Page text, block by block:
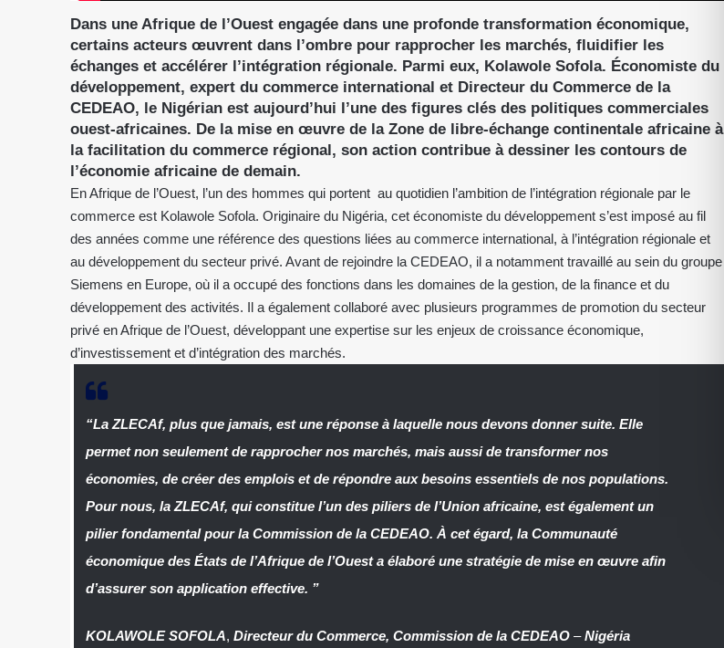
Dans une Afrique de l’Ouest engagée dans une profonde transformation économique,
certains acteurs œuvrent dans l’ombre pour rapprocher les marchés, fluidifier les
échanges et accélérer l’intégration régionale. Parmi eux, Kolawole Sofola. Économiste du
développement, expert du commerce international et Directeur du Commerce de la
CEDEAO, le Nigérian est aujourd’hui l’une des figures clés des politiques commerciales
ouest-africaines. De la mise en œuvre de la Zone de libre-échange continentale africaine à
la facilitation du commerce régional, son action contribue à dessiner les contours de
l’économie africaine de demain.
En Afrique de l’Ouest, l’un des hommes qui portent au quotidien l’ambition de l’intégration régionale par le
commerce est Kolawole Sofola. Originaire du Nigéria, cet économiste du développement s’est imposé au fil
des années comme une référence des questions liées au commerce international, à l’intégration régionale et
au développement du secteur privé. Avant de rejoindre la CEDEAO, il a notamment travaillé au sein du groupe
Siemens en Europe, où il a occupé des fonctions dans les domaines de la gestion, de la finance et du
développement des activités. Il a également collaboré avec plusieurs programmes de promotion du secteur
privé en Afrique de l’Ouest, développant une expertise sur les enjeux de croissance économique,
d’investissement et d’intégration des marchés.
“La ZLECAf, plus que jamais, est une réponse à laquelle nous devons donner suite. Elle
permet non seulement de rapprocher nos marchés, mais aussi de transformer nos
économies, de créer des emplois et de répondre aux besoins essentiels de nos populations.
Pour nous, la ZLECAf, qui constitue l’un des piliers de l’Union africaine, est également un
pilier fondamental pour la Commission de la CEDEAO. À cet égard, la Communauté
économique des États de l’Afrique de l’Ouest a élaboré une stratégie de mise en œuvre afin
d’assurer son application effective. ”
KOLAWOLE SOFOLA,Directeur du Commerce, Commission de la CEDEAO –Nigéria